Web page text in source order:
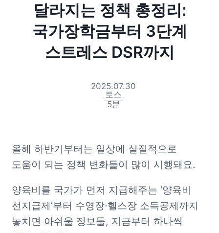
달라지는 정책 총정리:
국가장학금부터 3단계
스트레스 DSR까지
2025.07.30
토스
5분
올해 하반기부터는 일상에 실질적으로
도움이 되는 정책 변화들이 많이 시행돼요.
양육비를 국가가 먼저 지급해주는 ‘양육비
선지급제’부터 수영장·헬스장 소득공제까지
놓치면 아쉬울 정보들, 지금부터 하나씩